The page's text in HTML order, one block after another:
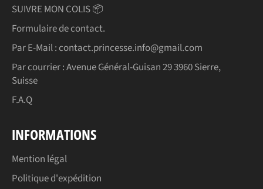
SUIVRE MON COLIS 📦
Formulaire de contact.
Par E-Mail : contact.princesse.info@gmail.com
Par courrier : Avenue Général-Guisan 29 3960 Sierre,
Suisse
F.A.Q
INFORMATIONS
Mention légal
Politique d'expédition